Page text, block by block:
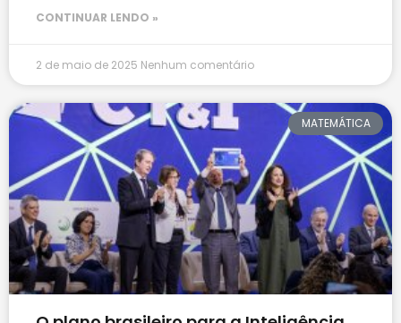
CONTINUAR LENDO »
2 de maio de 2025 Nenhum comentário
MATEMÁTICA